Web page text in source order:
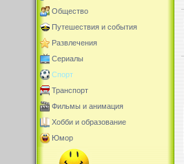
Общество
Путешествия и события
Развлечения
Сериалы
Спорт
Транспорт
Фильмы и анимация
Хобби и образование
Юмор